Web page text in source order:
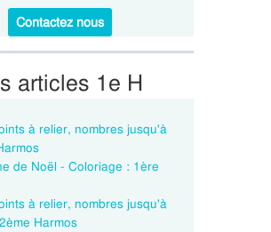
Contactez nous
articles 1e H
à relier, nombres jusqu'à
de Noël - Coloriage : 1ère
à relier, nombres jusqu'à
Harmos